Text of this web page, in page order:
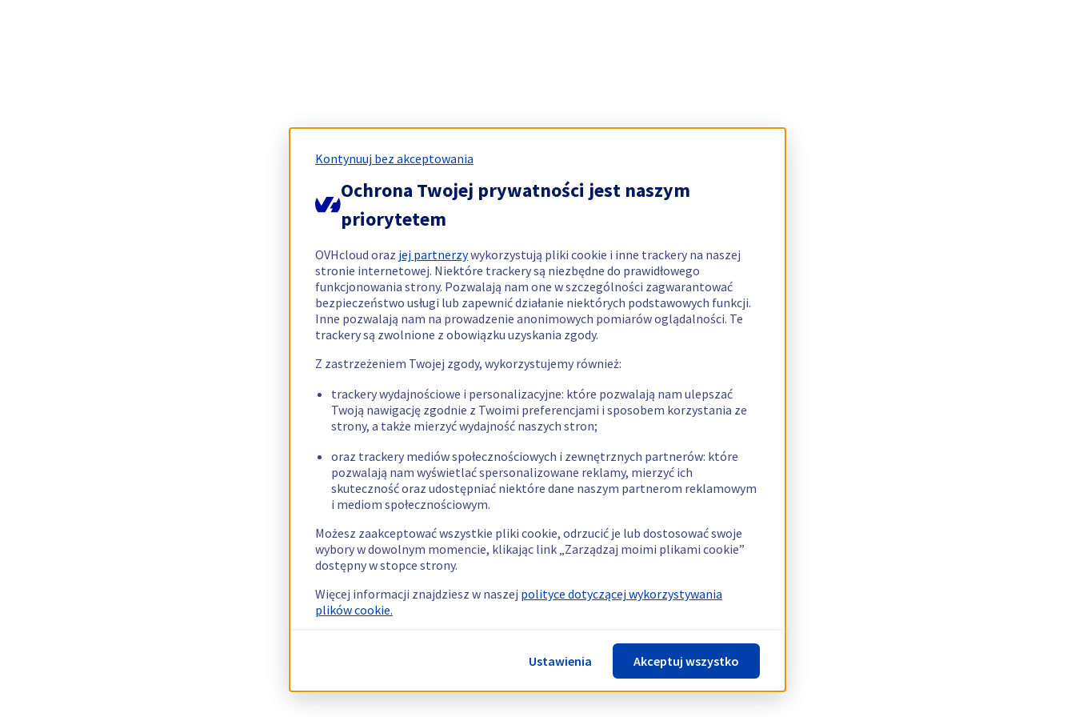
Kontynuuj bez akceptowania
Ochrona Twojej prywatności jest naszym
priorytetem
OVHcloud oraz jej partnerzywykorzystują pliki cookie i inne trackery na naszej
stronie internetowej. Niektóre trackery są niezbędne do prawidłowego
funkcjonowania strony. Pozwalają nam one w szczególności zagwarantować
bezpieczeństwo usługi lub zapewnić działanie niektórych podstawowych funkcji.
Inne pozwalają nam na prowadzenie anonimowych pomiarów oglądalności. Te
trackery są zwolnione z obowiązku uzyskania zgody.
Z zastrzeżeniem Twojej zgody, wykorzystujemy również:
trackery wydajnościowe i personalizacyjne: które pozwalają nam ulepszać
Twoją nawigację zgodnie z Twoimi preferencjami i sposobem korzystania ze
strony, a także mierzyć wydajność naszych stron;
oraz trackery mediów społecznościowych i zewnętrznych partnerów: które
pozwalają nam wyświetlać spersonalizowane reklamy, mierzyć ich
skuteczność oraz udostępniać niektóre dane naszym partnerom reklamowym
i mediom społecznościowym.
Możesz zaakceptować wszystkie pliki cookie, odrzucić je lub dostosować swoje
wybory w dowolnym momencie, klikając link „Zarządzaj moimi plikami cookie”
dostępny w stopce strony.
Więcej informacji znajdziesz w naszej polityce dotyczącej wykorzystywania
plików cookie.
Ustawienia Akceptuj wszystko